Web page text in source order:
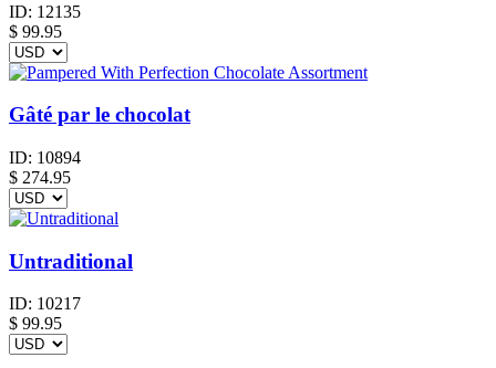
ID: 12135
$ 99.95
Gâté par le chocolat
ID: 10894
$ 274.95
Untraditional
ID: 10217
$ 99.95